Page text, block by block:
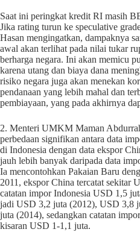
Saat ini peringkat kredit RI masih
Jika rating turun ke speculative
Hasan mengingatkan, dampaknya
awal akan terlihat pada nilai tukar
berharga negara. Ini akan memicu
karena utang dan biaya dana
risiko negara juga akan menekan
pendanaan yang lebih mahal dan
pembiayaan, yang pada akhirnya
2. Menteri UMKM Maman
perbedaan signifikan antara data
di Indonesia dengan data ekspor
jauh lebih banyak daripada data
Ia mencontohkan Pakaian Baru
2011, ekspor China tercatat sekitar
catatan impor Indonesia USD 1,5
jadi USD 3,2 juta (2012), USD 3,8
juta (2014), sedangkan catatan
kisaran USD 1-1,1 juta.